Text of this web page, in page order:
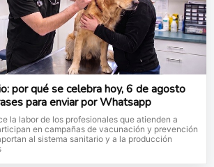
por qué se celebra hoy, 6 de agosto
para enviar por Whatsapp
la labor de los profesionales que atienden a
en campañas de vacunación y prevención
al sistema sanitario y a la producción